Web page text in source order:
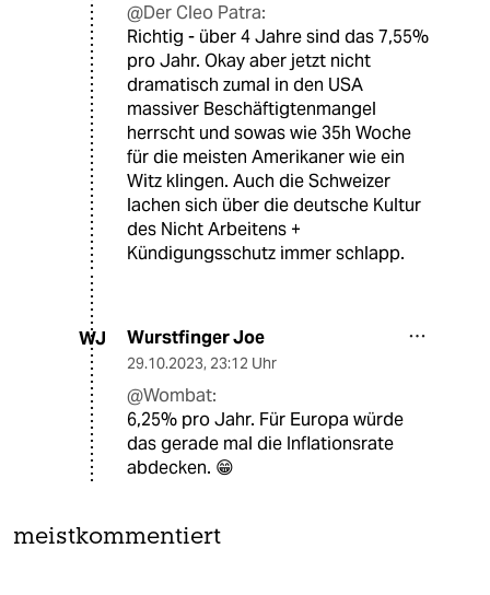
@Der Cleo Patra:
Richtig - über 4 Jahre sind das 7,55%
pro Jahr. Okay aber jetzt nicht
dramatisch zumal in den USA
massiver Beschäftigtenmangel
herrscht und sowas wie 35h Woche
für die meisten Amerikaner wie ein
Witz klingen. Auch die Schweizer
lachen sich über die deutsche Kultur
des Nicht Arbeitens +
Kündigungsschutz immer schlapp.
WJ Wurstfinger Joe
29.10.2023, 23:12 Uhr
@Wombat:
6,25% pro Jahr. Für Europa würde
das gerade mal die Inflationsrate
abdecken. 😁
meistkommentiert